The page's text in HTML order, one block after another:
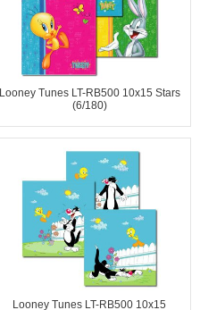
Looney Tunes LT-RB500 10x15 Stars
(6/180)
Looney Tunes LT-RB500 10x15